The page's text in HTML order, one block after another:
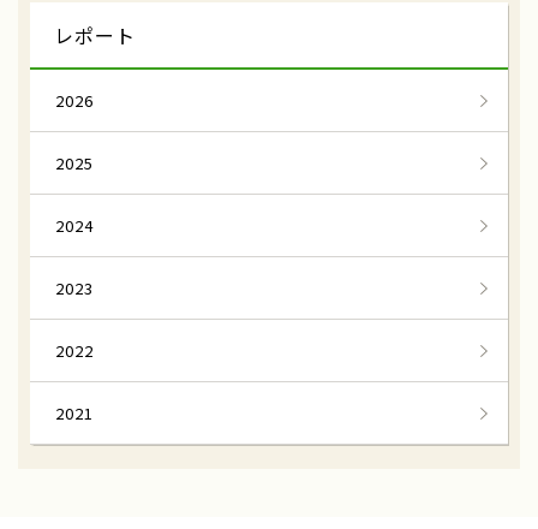
レポート
2026
2025
2024
2023
2022
2021